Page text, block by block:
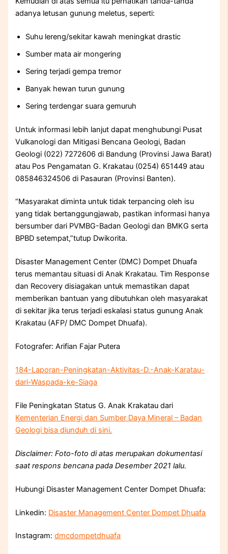
adanya letusan gunung meletus, seperti:
Suhu lereng/sekitar kawah meningkat drastic
Sumber mata air mongering
Sering terjadi gempa tremor
Banyak hewan turun gunung
Sering terdengar suara gemuruh
Untuk informasi lebih lanjut dapat menghubungi Pusat
Vulkanologi dan Mitigasi Bencana Geologi, Badan
Geologi (022) 7272606 di Bandung (Provinsi Jawa Barat)
atau Pos Pengamatan G. Krakatau (0254) 651449 atau
085846324506 di Pasauran (Provinsi Banten).
“Masyarakat diminta untuk tidak terpancing oleh isu
yang tidak bertanggungjawab, pastikan informasi hanya
bersumber dari PVMBG-Badan Geologi dan BMKG serta
BPBD setempat,”tutup Dwikorita.
Disaster Management Center (DMC) Dompet Dhuafa
terus memantau situasi di Anak Krakatau. Tim Response
dan Recovery disiagakan untuk memastikan dapat
memberikan bantuan yang dibutuhkan oleh masyarakat
di sekitar jika terus terjadi eskalasi status gunung Anak
Krakatau (AFP/ DMC Dompet Dhuafa).
Fotografer: Arifian Fajar Putera
184-Laporan-Peningkatan-Aktivitas-D.-Anak-Karatau-
dari-Waspada-ke-Siaga
File Peningkatan Status G. Anak Krakatau dari
Kementerian Energi dan Sumber Daya Mineral – Badan
Geologi bisa diunduh di sini.
Disclaimer: Foto-foto di atas merupakan dokumentasi
saat respons bencana pada Desember 2021 lalu.
Hubungi Disaster Management Center Dompet Dhuafa:
Linkedin: Disaster Management Center Dompet Dhuafa
Instagram:dmcdompetdhuafa